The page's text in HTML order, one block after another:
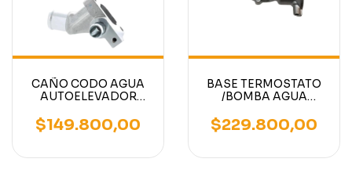
CAÑO CODO AGUA
AUTOELEVADOR
$149.800,00
BASE TERMOSTATO
/BOMBA AGUA
MOTORES NISSAN
K15 K21
$229.800,00